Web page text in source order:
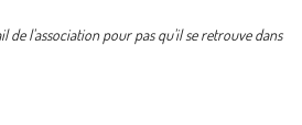
de l'association pour pas qu'il se retrouve dans